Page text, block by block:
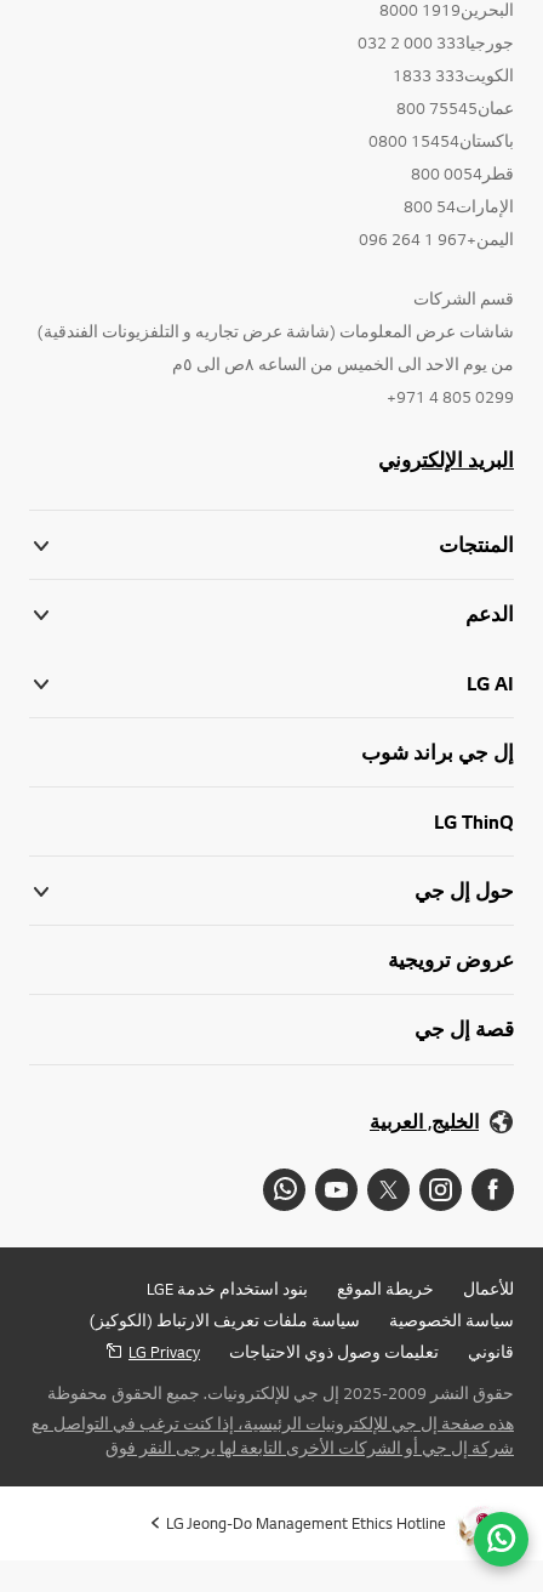
البحرين1919 8000
جورجيا333 000 2 032
الكويت333 1833
عمان75545 800
باكستان15454 0800
قطر0054 800
الإمارات54 800
اليمن+967 1 264 096
قسم الشركات
شاشات عرض المعلومات (شاشة عرض تجاريه و التلفزيونات الفندقية)
من يوم الاحد الى الخميس من الساعه ٨ص الى ٥م
0299 805 4 971+
البريد الإلكتروني
المنتجات
الدعم
LG AI
إل جي براند شوب
LG ThinQ
حول إل جي
عروض ترويجية
قصة إل جي
الخليج, العربية
للأعمال خريطة الموقع
بنود استخدام خدمة LGE
سياسة الخصوصية
سياسة ملفات تعريف الارتباط (الكوكيز)
قانوني
تعليمات وصول ذوي الاحتياجات
LG Privacy
حقوق النشر 2009-2025 إل جي للإلكترونيات. جميع الحقوق محفوظة
هذه صفحة إل جي للإلكترونيات الرئيسية، إذا كنت ترغب في التواصل مع
شركة إل جي أو الشركات الأخرى التابعة لها يرجى النقر فوق
LG Jeong-Do Management Ethics Hotline